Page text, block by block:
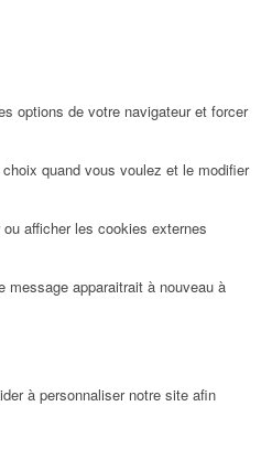
options de votre navigateur et forcer
quand vous voulez et le modifier
afficher les cookies externes
apparaitrait à nouveau à
à personnaliser notre site afin